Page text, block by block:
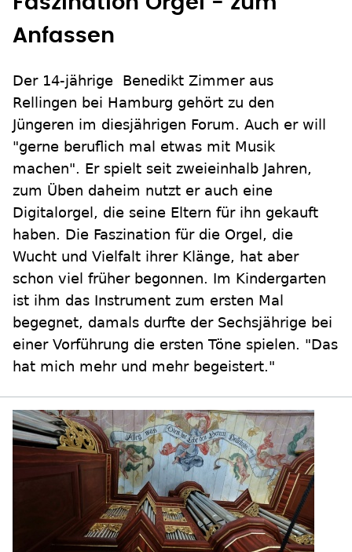
Anfassen
Der 14-jährige Benedikt Zimmer aus
Rellingen bei Hamburg gehört zu den
Jüngeren im diesjährigen Forum. Auch er will
"gerne beruflich mal etwas mit Musik
machen". Er spielt seit zweieinhalb Jahren,
zum Üben daheim nutzt er auch eine
Digitalorgel, die seine Eltern für ihn gekauft
haben. Die Faszination für die Orgel, die
Wucht und Vielfalt ihrer Klänge, hat aber
schon viel früher begonnen. Im Kindergarten
ist ihm das Instrument zum ersten Mal
begegnet, damals durfte der Sechsjährige bei
einer Vorführung die ersten Töne spielen. "Das
hat mich mehr und mehr begeistert."